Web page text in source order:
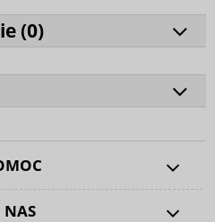
(0)
NAS